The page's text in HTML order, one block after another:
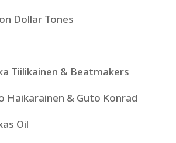
Dollar Tones
Tiilikainen & Beatmakers
Haikarainen & Guto Konrad
Oil